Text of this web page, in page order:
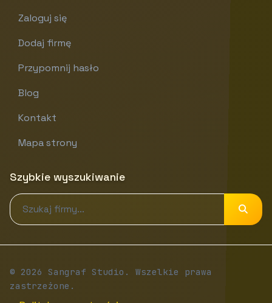
Zaloguj się
Dodaj firmę
Przypomnij hasło
Blog
Kontakt
Mapa strony
Szybkie wyszukiwanie
© 2026 Sangraf Studio. Wszelkie prawa
zastrzeżone.